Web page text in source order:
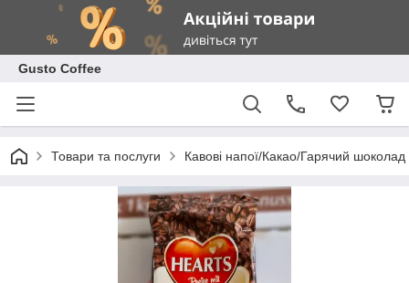
Gusto Coffee
Товари та послуги Кавові напої/Какао/Гарячий шоколад